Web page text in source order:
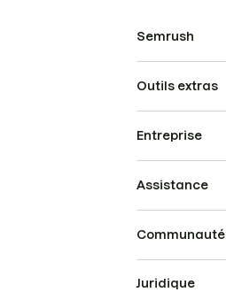
Semrush
Outils extras
Entreprise
Assistance
Communauté
Juridique